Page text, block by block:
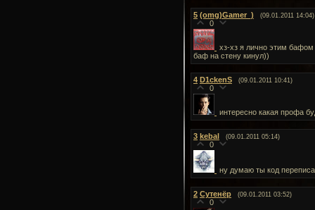
5 (omg)Gamer_) (09.01.2011 14:04)
0
хз-хз я лично этим
баф на стену кинул))
4 D1ckenS (09.01.2011 10:41)
0
интересно какая профа
3 kebal (09.01.2011 05:14)
0
ну думаю ты код
2 Сутенёр (09.01.2011 03:52)
0